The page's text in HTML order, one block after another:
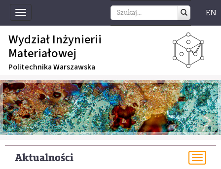
Toggle
navigation
EN
Wydział Inżynierii
Materiałowej
Politechnika Warszawska
Aktualności